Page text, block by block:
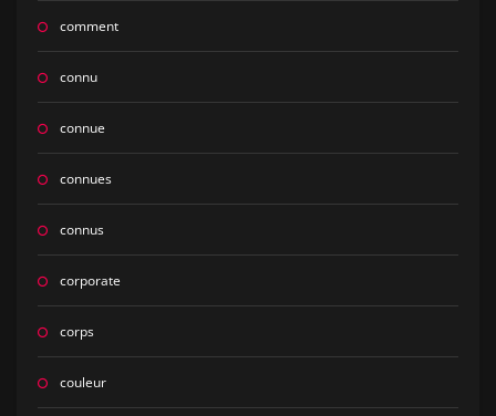
comment
connu
connue
connues
connus
corporate
corps
couleur